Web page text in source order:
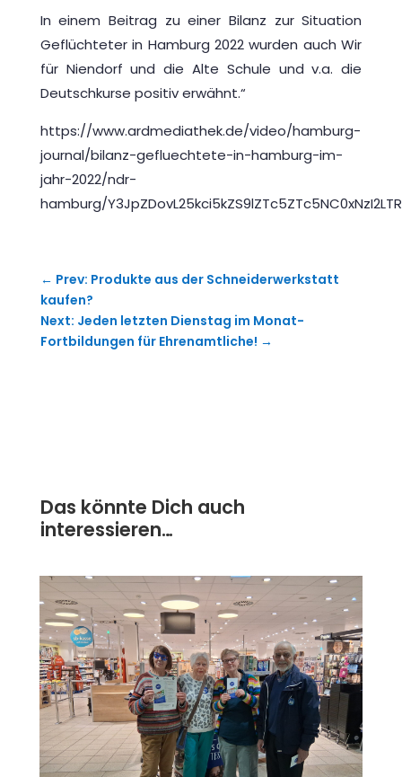
In einem Beitrag zu einer Bilanz zur Situation
Geflüchteter in Hamburg 2022 wurden auch Wir
für Niendorf und die Alte Schule und v.a. die
Deutschkurse positiv erwähnt.“
https://www.ardmediathek.de/video/hamburg-
journal/bilanz-gefluechtete-in-hamburg-im-
jahr-2022/ndr-
hamburg/
← Prev: Produkte aus der Schneiderwerkstatt
kaufen?
Next: Jeden letzten Dienstag im Monat-
Fortbildungen für Ehrenamtliche! →
Das könnte Dich auch
interessieren…